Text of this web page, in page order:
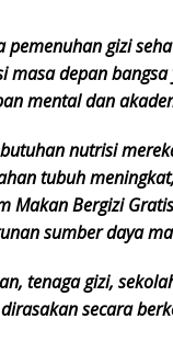
pemenuhan gizi
depan bangsa
mental dan
nutrisi
tubuh
Makan Bergizi
sumber daya
tenaga gizi,
secara